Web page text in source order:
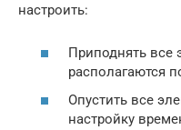
настроить:
Приподнять все
располагаются
Опустить все
настройку